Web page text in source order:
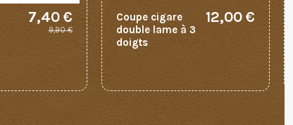
7,40 €
9,90 €
Coupe cigare
double lame à 3
doigts
12,00 €